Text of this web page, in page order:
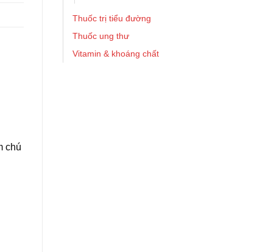
Thuốc trị tiểu đường
Thuốc ung thư
Vitamin & khoáng chất
chú